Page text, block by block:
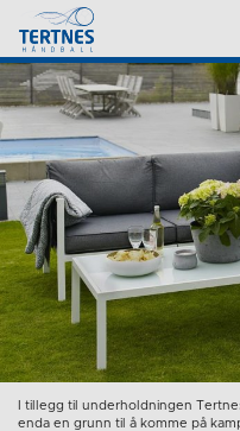
I tillegg til underholdningen
enda en grunn til å komme på